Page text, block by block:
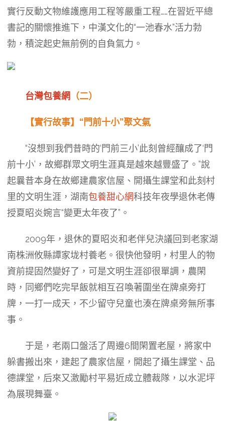
實行反動文物維護應用工程等嚴重工程……在習近平總
書記的關懷推進下，中漢文化的“一池春水”活力勃
勃，積淀起史無前例的自負氣力。
台灣包養網 （二）
【實行故事】“門前十小”聚文氣
“沒想到我們昔時的‘門前三小’此刻曾經釀成了‘門
前十小’，故鄉群眾文明生涯真是越來越豐盛了。”說
起曩昔本身在故鄉建農家信屋、開攝生課堂和此刻村
里的文明生涯，湖南包養甜心網科技年夜學退休老傳
授夏昭炎婉言“變更太年夜了”。
2009年，退休的夏昭炎和老伴兒決議回到老家湖
南株洲攸縣譚家垅村養老。很快他發明，村里人的物
資前提固然變好了，可是文明生涯卻很單調，農閑
時，同鄉們吃完早飯就相互召喚著圍坐在牌桌旁打
牌，一打一成天，不少留守兒童也湊在牌桌旁無所事
事。
于是，老兩口盤活了周邊6間閑置老屋，將家中
躲書搬出來，建起了農家信屋，開起了攝生課堂、品
德課堂，后來又激勵村平易近成立體裁隊，以水泥坪
為展現舞臺。